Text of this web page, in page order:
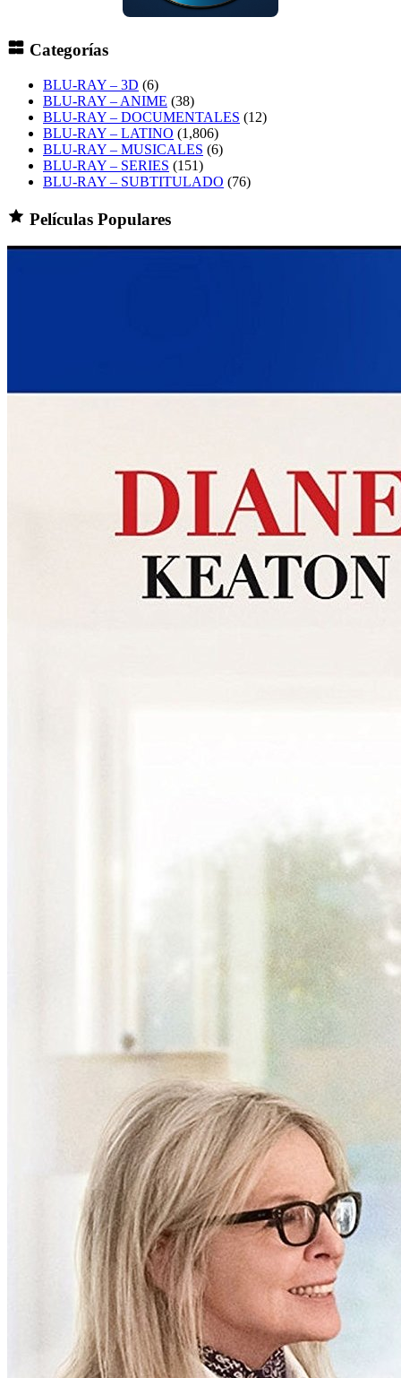
Categorías
BLU-RAY – 3D (6)
BLU-RAY – ANIME (38)
BLU-RAY – DOCUMENTALES (12)
BLU-RAY – LATINO (1,806)
BLU-RAY – MUSICALES (6)
BLU-RAY – SERIES (151)
BLU-RAY – SUBTITULADO (76)
Películas Populares